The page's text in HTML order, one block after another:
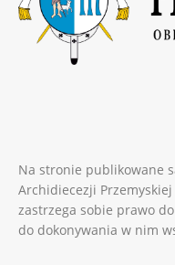
Na stronie publikowane
Archidiecezji
zastrzega sobie prawo
do dokonywania w nim